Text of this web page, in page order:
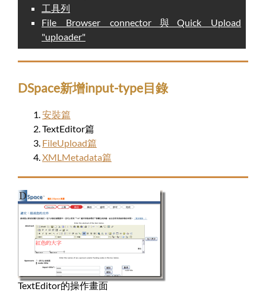
工具列
File Browser connector與Quick Upload
"uploader"
DSpace新增input-type目錄
安裝篇
TextEditor篇
FileUpload篇
XMLMetadata篇
TextEditor的操作畫面